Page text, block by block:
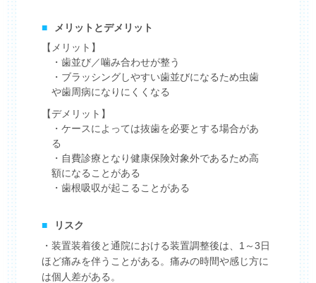
■
メリットとデメリット
【メリット】
・歯並び／噛み合わせが整う
・ブラッシングしやすい歯並びになるため虫歯
や歯周病になりにくくなる
【デメリット】
・ケースによっては抜歯を必要とする場合があ
る
・自費診療となり健康保険対象外であるため高
額になることがある
・歯根吸収が起こることがある
■
リスク
・装置装着後と通院における装置調整後は、1～3日
ほど痛みを伴うことがある。痛みの時間や感じ方に
は個人差がある。